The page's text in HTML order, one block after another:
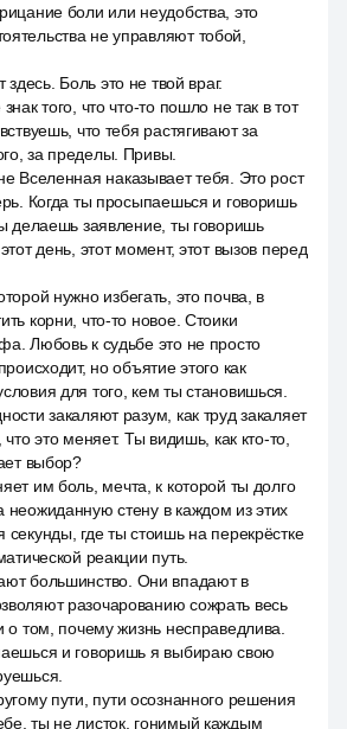
боли или неудобства, это
не управляют тобой,
Боль это не твой враг.
того, что что-то пошло не так в тот
что тебя растягивают за
за пределы. Привы.
Вселенная наказывает тебя. Это рост
Когда ты просыпаешься и говоришь
делаешь заявление, ты говоришь
день, этот момент, этот вызов перед
нужно избегать, это почва, в
корни, что-то новое. Стоики
Любовь к судьбе это не просто
но объятие этого как
для того, кем ты становишься.
закаляют разум, как труд закаляет
это меняет. Ты видишь, как кто-то,
выбор?
им боль, мечта, к которой ты долго
неожиданную стену в каждом из этих
секунды, где ты стоишь на перекрёстке
реакции путь.
большинство. Они впадают в
разочарованию сожрать весь
о том, почему жизнь несправедлива.
и говоришь я выбираю свою
пути, пути осознанного решения
ты не листок, гонимый каждым